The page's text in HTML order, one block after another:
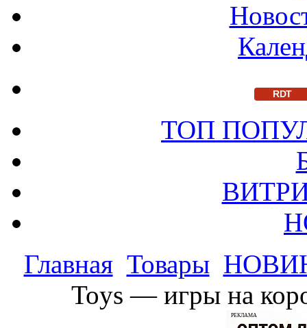
RDT
ТОП
Главная Товары
Toys — игры на
РЕКЛАМА